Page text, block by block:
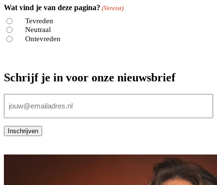
Wat vind je van deze pagina? (Vereist)
Tevreden
Neutraal
Ontevreden
Schrijf je in voor onze nieuwsbrief
mailadres
Inschrijven